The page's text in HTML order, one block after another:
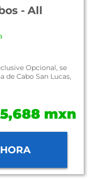
- All
Opcional, se
de Cabo San Lucas,
mxn